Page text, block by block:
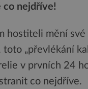
co nejdříve!
hostiteli mění
„převlékání
v prvních 24
co nejdříve.